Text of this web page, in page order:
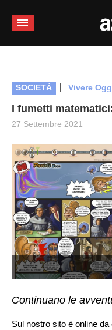
SOCIETÀ | Vivere
I fumetti
27 Settembre 2021
Continuano le
Sul nostro sito è online